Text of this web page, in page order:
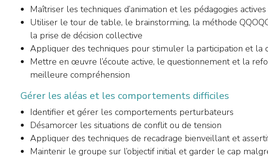
Maîtriser les techniques d’animation et les pédagogies actives
Utiliser le tour de table, le brainstorming, la méthode
la prise de décision collective
Appliquer des techniques pour stimuler la participation et la
Mettre en œuvre l’écoute active, le questionnement et la
meilleure compréhension
Gérer les aléas et les comportements difficiles
Identifier et gérer les comportements perturbateurs
Désamorcer les situations de conflit ou de tension
Appliquer des techniques de recadrage bienveillant et
Maintenir le groupe sur l’objectif initial et garder le cap